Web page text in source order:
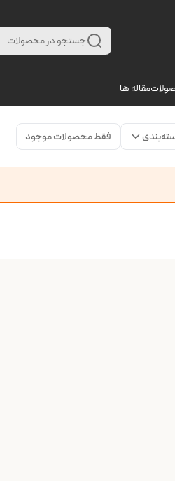
جستجو در محصولات
مقاله ها
فقط محصولات موجود